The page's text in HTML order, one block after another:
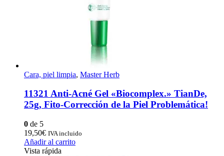
Cara, piel limpia, Master Herb
11321 Anti-Acné Gel «Biocomplex.» TianDe,
25g, Fito-Corrección de la Piel Problemática!
0 de 5
19,50€ IVA incluido
Añadir al carrito
Vista rápida